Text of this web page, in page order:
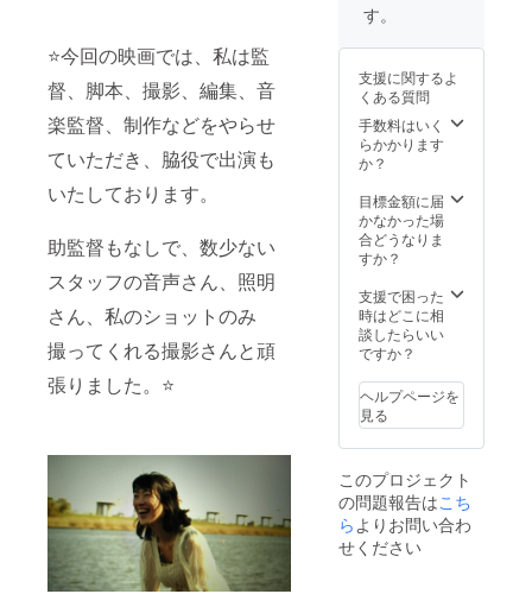
⭐️今回の映画では、私は監
督、脚本、撮影、編集、音
楽監督、制作などをやらせ
ていただき、脇役で出演も
いたしております。
助監督もなしで、数少ない
スタッフの音声さん、照明
さん、私のショットのみ
撮ってくれる撮影さんと頑
張りました。⭐️
協力者
て登壇
関係者
打ち上
げに参
加
撮影の
撮影現
場見学
１日体
験 プラ
ス、少
つきの
エキス
トラプ
ラスア
の役プ
レゼン
ト 奇跡
のクリ
劇場無
料ご招
待 舞台
挨拶
協力者
様とし
て登壇
関係者
打ち上
す。
支援に関するよ
くある質問
手数料はいく
らかかります
か？
目標金額に届
かなかった場
合どうなりま
すか？
支援で困った
時はどこに相
談したらいい
ですか？
ヘルプページを
見る
このプロジェクト
の問題報告はこち
ら よりお問い合わ
せください